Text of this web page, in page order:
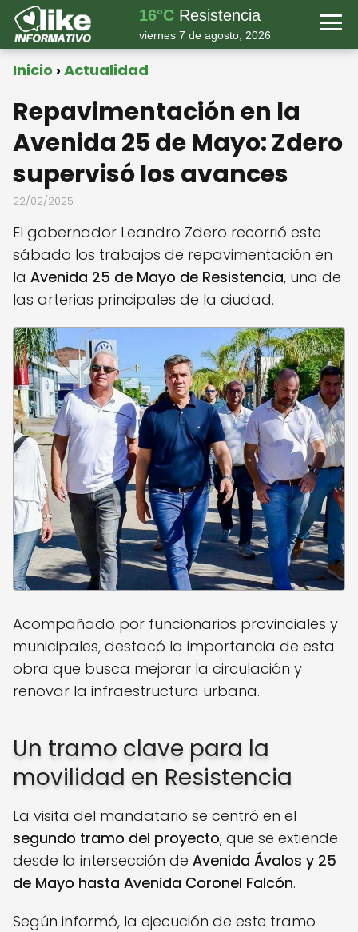
16°CResistencia
viernes 7 de agosto, 2026
Inicio Actualidad
Repavimentación en la
Avenida 25 de Mayo: Zdero
supervisó los avances
22/02/2025
El gobernador Leandro Zdero recorrió este
sábado los trabajos de repavimentación en
la Avenida 25 de Mayo de Resistencia, una de
las arterias principales de la ciudad.
Acompañado por funcionarios provinciales y
municipales, destacó la importancia de esta
obra que busca mejorar la circulación y
renovar la infraestructura urbana.
Un tramo clave para la
movilidad en Resistencia
La visita del mandatario se centró en el
segundo tramo del proyecto, que se extiende
desde la intersección de Avenida Ávalos y 25
de Mayo hasta Avenida Coronel Falcón.
Según informó, la ejecución de este tramo